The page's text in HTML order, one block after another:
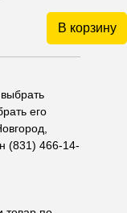
В корзину
его
(831) 466-14-